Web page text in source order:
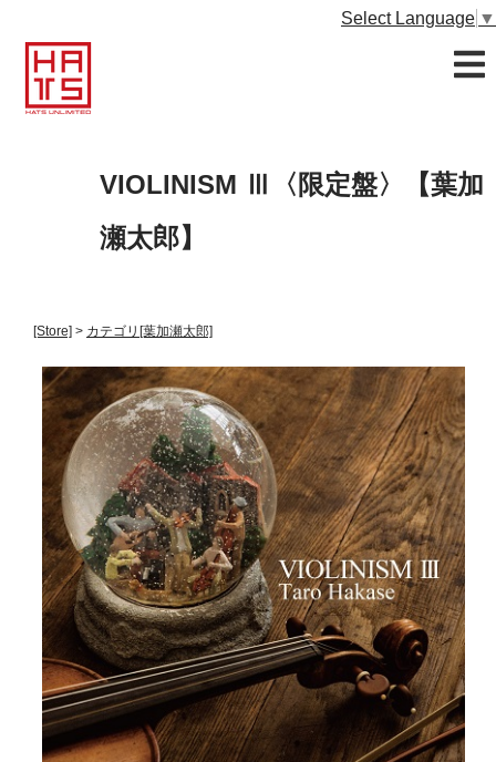
Select Language ▼
VIOLINISM Ⅲ〈限定盤〉【葉加
瀬太郎】
[Store] > カテゴリ [葉加瀬太郎]